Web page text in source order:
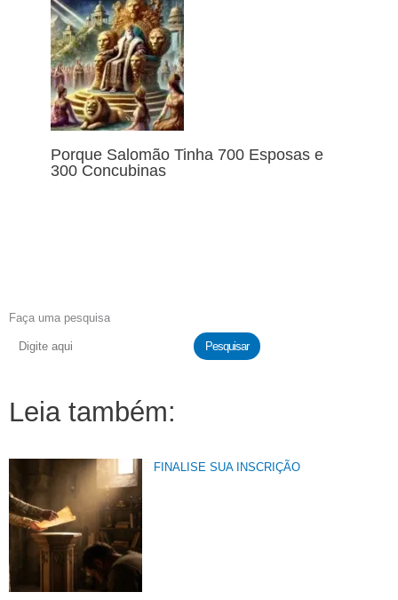
Porque Salomão Tinha 700 Esposas e
300 Concubinas
Faça uma pesquisa
Pesquisar
Leia também:
FINALISE SUA INSCRIÇÃO